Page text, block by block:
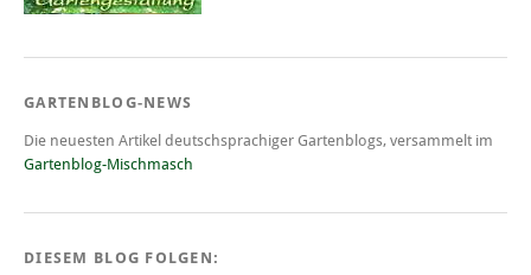
GARTENBLOG-NEWS
Die neuesten Artikel deutschsprachiger Gartenblogs, versammelt im
Gartenblog-Mischmasch
DIESEM BLOG FOLGEN: